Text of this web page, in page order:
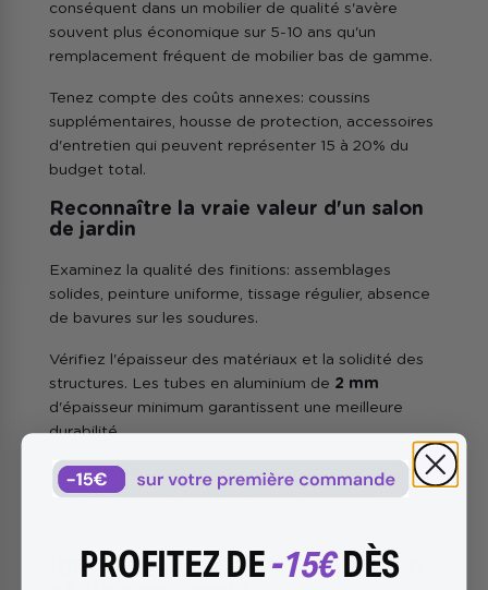
conséquent dans un mobilier de qualité s'avère
souvent plus économique sur 5-10 ans qu'un
remplacement fréquent de mobilier bas de gamme.
Tenez compte des coûts annexes: coussins
supplémentaires, housse de protection, accessoires
d'entretien qui peuvent représenter 15 à 20% du
budget total.
Reconnaître la vraie valeur d'un salon
de jardin
Examinez la qualité des finitions: assemblages
solides, peinture uniforme, tissage régulier, absence
de bavures sur les soudures.
Vérifiez l'épaisseur des matériaux et la solidité des
structures. Les tubes en aluminium de 2 mm
d'épaisseur minimum garantissent une meilleure
durabilité.
Comparez les garanties offertes par les fabricants:
une garantie longue témoigne souvent de la
Ignorer les besoins d'entretien
PROFITEZ DE-15€DÈS